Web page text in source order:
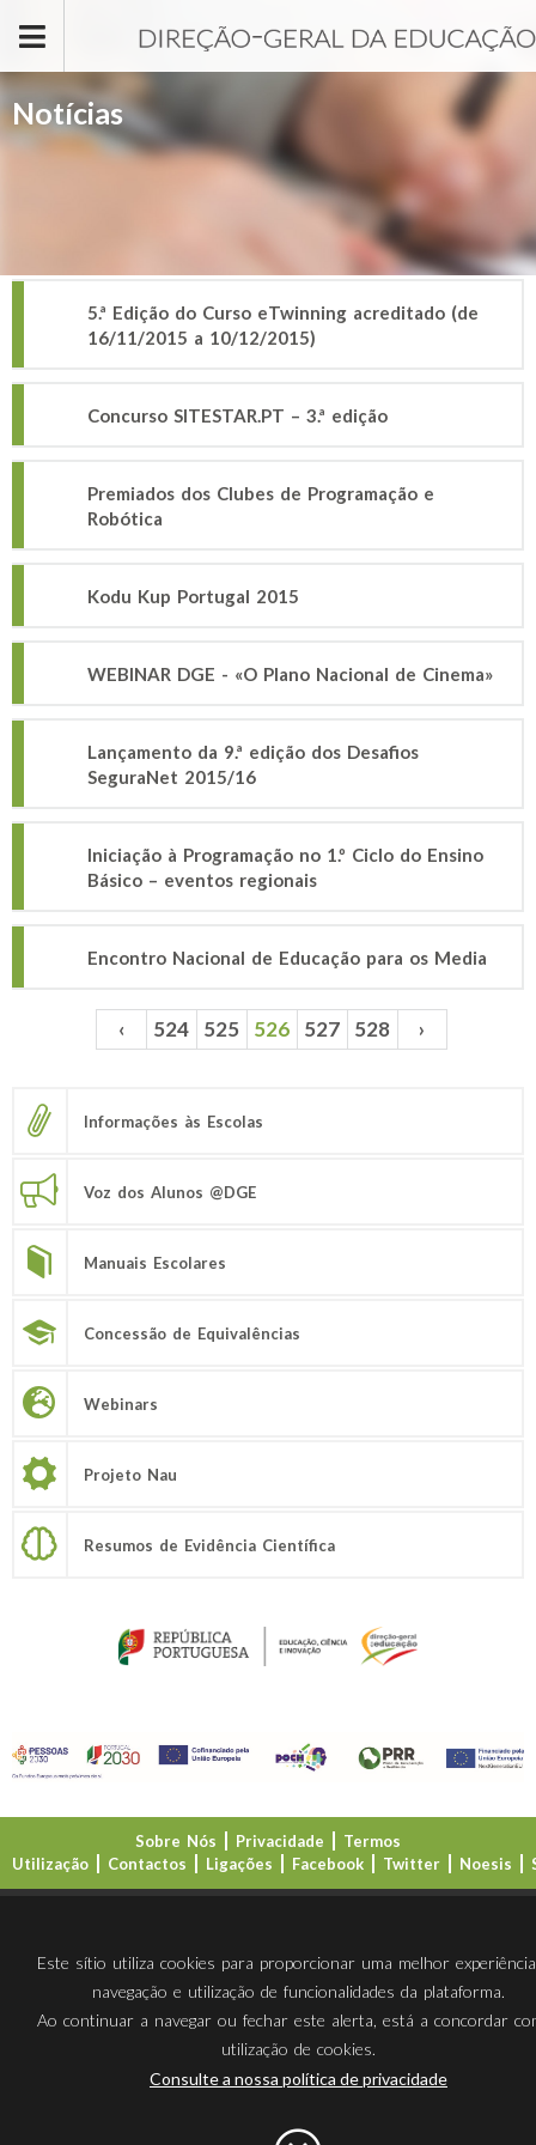
Notícias
5.ª Edição do Curso eTwinning acreditado (de
16/11/2015 a 10/12/2015)
Concurso SITESTAR.PT – 3.ª edição
Premiados dos Clubes de Programação e
Robótica
Kodu Kup Portugal 2015
WEBINAR DGE - «O Plano Nacional de Cinema»
Lançamento da 9.ª edição dos Desafios
SeguraNet 2015/16
Iniciação à Programação no 1.º Ciclo do Ensino
Básico – eventos regionais
Encontro Nacional de Educação para os Media
Páginas ‹ 524 525 526 527 528 ›
Informações às Escolas
Voz dos Alunos @DGE
Manuais Escolares
Concessão de Equivalências
Webinars
Projeto Nau
Resumos de Evidência Científica
Sobre Nós Privacidade
Termos
Utilização
Contactos Ligações Facebook Twitter Noesis
Este sítio utiliza cookies para proporcionar uma melhor
navegação e utilização de funcionalidades da plataforma.
Ao continuar a navegar ou fechar este alerta, está a concordar
utilização de cookies.
Consulte a nossa política de privacidade